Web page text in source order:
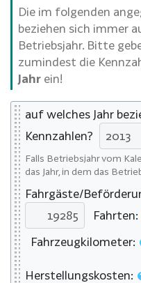
Die im folgenden
beziehen sich immer
Betriebsjahr. Bitte
zumindest die
Jahr ein!
auf welches Jahr
Kennzahlen?
Falls Betriebsjahr vom
das Jahr, in dem das
Fahrgäste/
Fahrten:
Fahrzeugkilometer:
Herstellungskosten: